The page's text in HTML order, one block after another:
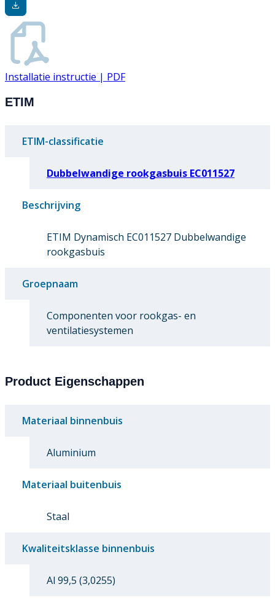
Installatie instructie | PDF
ETIM
ETIM-classificatie
Dubbelwandige rookgasbuis EC011527
Beschrijving
ETIM Dynamisch EC011527 Dubbelwandige
rookgasbuis
Groepnaam
Componenten voor rookgas- en
ventilatiesystemen
Product Eigenschappen
Materiaal binnenbuis
Aluminium
Materiaal buitenbuis
Staal
Kwaliteitsklasse binnenbuis
Al 99,5 (3,0255)